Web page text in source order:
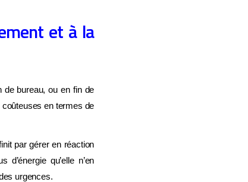
et à la
de bureau, ou en fin de
coûteuses en termes de
par gérer en réaction
qu’elle n’en
urgences.